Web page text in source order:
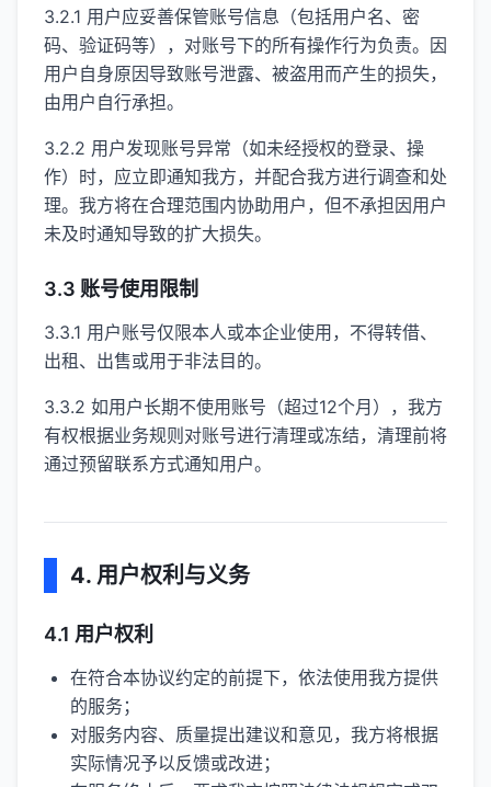
3.2.1 用户应妥善保管账号信息（包括用户名、密
码、验证码等），对账号下的所有操作行为负责。因
用户自身原因导致账号泄露、被盗用而产生的损失，
由用户自行承担。
3.2.2 用户发现账号异常（如未经授权的登录、操
作）时，应立即通知我方，并配合我方进行调查和处
理。我方将在合理范围内协助用户，但不承担因用户
未及时通知导致的扩大损失。
3.3 账号使用限制
3.3.1 用户账号仅限本人或本企业使用，不得转借、
出租、出售或用于非法目的。
3.3.2 如用户长期不使用账号（超过12个月），我方
有权根据业务规则对账号进行清理或冻结，清理前将
通过预留联系方式通知用户。
4. 用户权利与义务
4.1 用户权利
在符合本协议约定的前提下，依法使用我方提供
的服务；
对服务内容、质量提出建议和意见，我方将根据
实际情况予以反馈或改进；